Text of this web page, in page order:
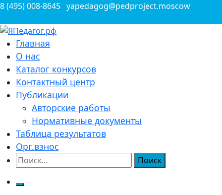
Перейти
содержимому
8 (495) 008-8645 yapedagog@pedproject.moscow
ЯПедагог.рф
Всероссийские конкурсы для педагогов
Главная
О нас
Каталог конкурсов
Контактный центр
Публикации
Авторские работы
Нормативные документы
Таблица результатов
Орг.взнос
Найти: